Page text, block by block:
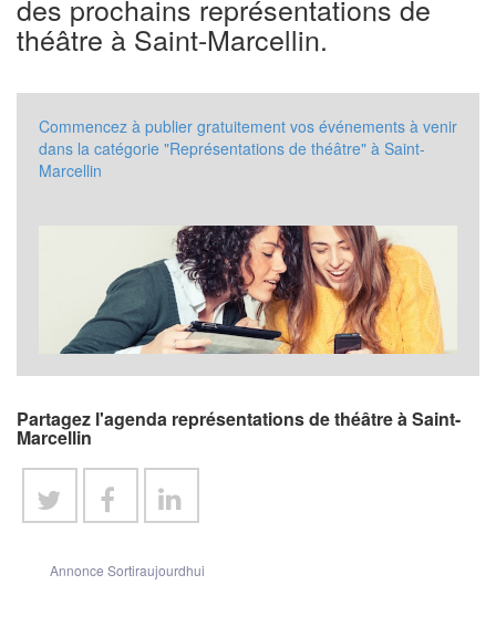
des prochains représentations de
théâtre à Saint-Marcellin.
Commencez à publier gratuitement vos événements à venir
dans la catégorie "Représentations de théâtre" à Saint-
Marcellin
Partagez l'agenda représentations de théâtre à Saint-
Marcellin
Annonce Sortiraujourdhui